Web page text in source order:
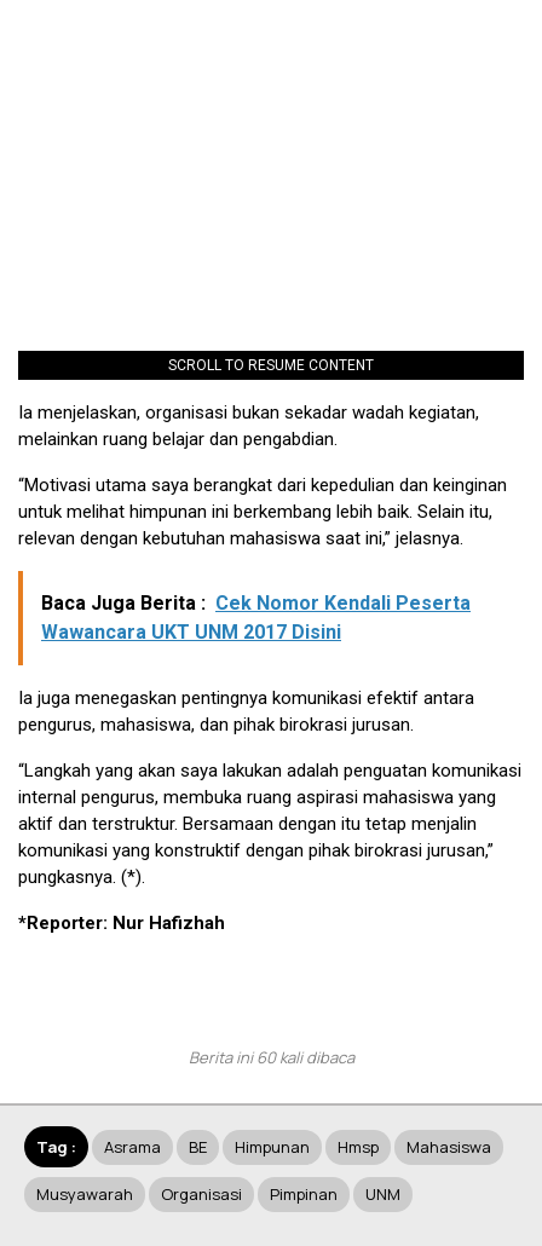
SCROLL TO RESUME CONTENT
Ia menjelaskan, organisasi bukan sekadar wadah kegiatan,
melainkan ruang belajar dan pengabdian.
“Motivasi utama saya berangkat dari kepedulian dan keinginan
untuk melihat himpunan ini berkembang lebih baik. Selain itu,
relevan dengan kebutuhan mahasiswa saat ini,” jelasnya.
Baca Juga Berita : Cek Nomor Kendali Peserta
Wawancara UKT UNM 2017 Disini
Ia juga menegaskan pentingnya komunikasi efektif antara
pengurus, mahasiswa, dan pihak birokrasi jurusan.
“Langkah yang akan saya lakukan adalah penguatan komunikasi
internal pengurus, membuka ruang aspirasi mahasiswa yang
aktif dan terstruktur. Bersamaan dengan itu tetap menjalin
komunikasi yang konstruktif dengan pihak birokrasi jurusan,”
pungkasnya. (*).
*Reporter: Nur Hafizhah
Berita ini 60 kali dibaca
Tag : Asrama BE Himpunan Hmsp Mahasiswa
Musyawarah Organisasi Pimpinan UNM